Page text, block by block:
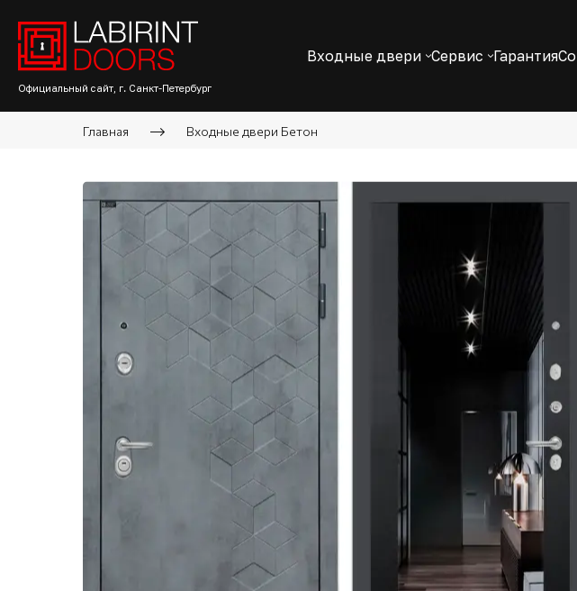
Официальный сайт, г. Санкт-Петербург
Входные двери Сервис Гарантия
Главная Входные двери Бетон